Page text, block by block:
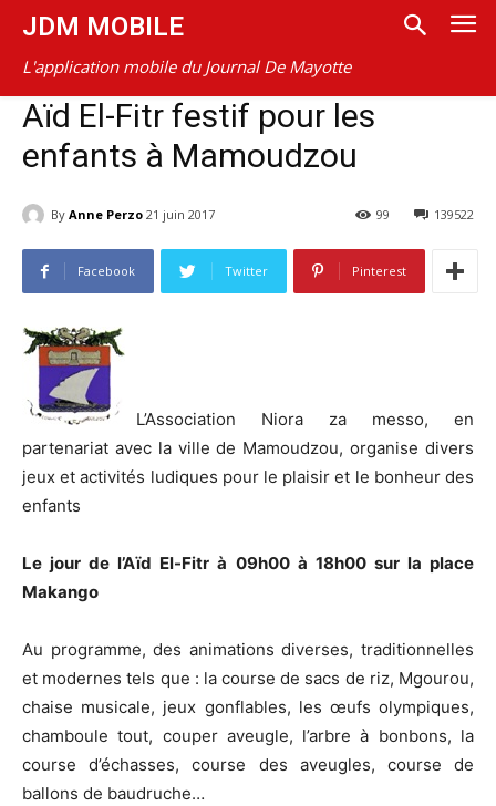
JDM MOBILE
L'application mobile du Journal De Mayotte
Aïd El-Fitr festif pour les
enfants à Mamoudzou
By Anne Perzo 21 juin 2017 139522
99
Facebook Twitter Pinterest
L’Association Niora za messo, en
partenariat avec la ville de Mamoudzou, organise divers
jeux et activités ludiques pour le plaisir et le bonheur des
enfants
Le jour de l’Aïd El-Fitr à 09h00 à 18h00 sur la place
Makango
Au programme, des animations diverses, traditionnelles
et modernes tels que : la course de sacs de riz, Mgourou,
chaise musicale, jeux gonflables, les œufs olympiques,
chamboule tout, couper aveugle, l’arbre à bonbons, la
course d’échasses, course des aveugles, course de
ballons de baudruche…